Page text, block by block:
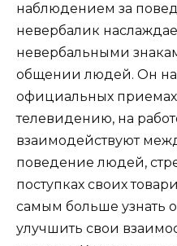
наблюдением за
невербалик
невербальными
общении людей. Он
официальных
телевидению, на
взаимодействуют
поведение людей,
поступках своих
самым больше узнать
улучшить свои